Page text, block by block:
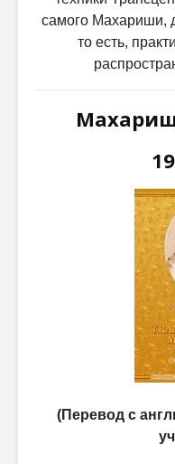
самого Махариши,
то есть,
(Перевод с